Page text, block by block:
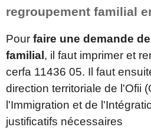
regroupement familial
Pour faire une demande
familial, il faut imprimer et
cerfa 11436 05. Il faut
direction territoriale de l'Ofii
l'Immigration et de
justificatifs nécessaires